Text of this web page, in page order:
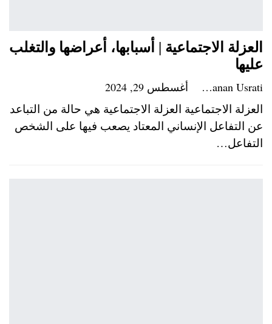
العزلة الاجتماعية | أسبابها، أعراضها والتغلب
عليها
Hanan Usrati أغسطس 29, 2024
العزلة الاجتماعية العزلة الاجتماعية هي حالة من التباعد
عن التفاعل الإنساني المعتاد يصعب فيها على الشخص
التفاعل…